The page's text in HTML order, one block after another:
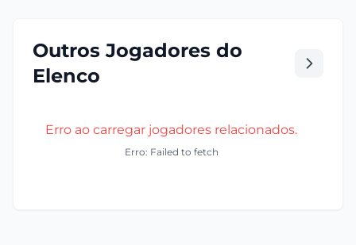
Outros Jogadores do
Elenco
Erro ao carregar jogadores relacionados.
Erro: Failed to fetch